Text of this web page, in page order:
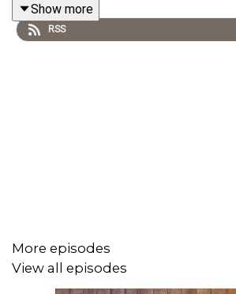
Show more
RSS
More episodes
View all episodes